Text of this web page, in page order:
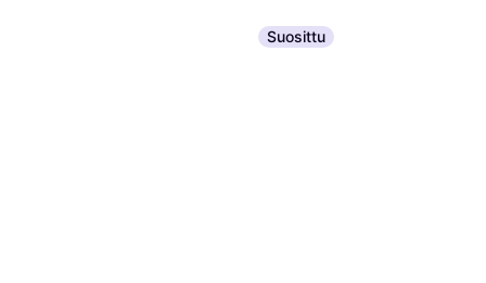
Suosittu